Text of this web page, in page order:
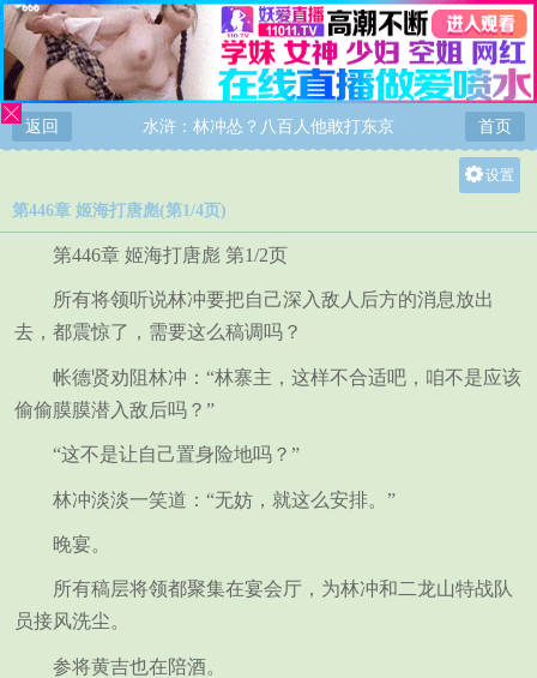
返回 水浒：林冲怂？八百人他敢打东京 首页
设置
第446章 姬海打唐彪(第1/4页)
第446章 姬海打唐彪 第1/2页
所有将领听说林冲要把自己深入敌人后方的消息放出
去，都震惊了，需要这么稿调吗？
帐德贤劝阻林冲：“林寨主，这样不合适吧，咱不是应该
偷偷膜膜潜入敌后吗？”
“这不是让自己置身险地吗？”
林冲淡淡一笑道：“无妨，就这么安排。”
晚宴。
所有稿层将领都聚集在宴会厅，为林冲和二龙山特战队
员接风洗尘。
参将黄吉也在陪酒。